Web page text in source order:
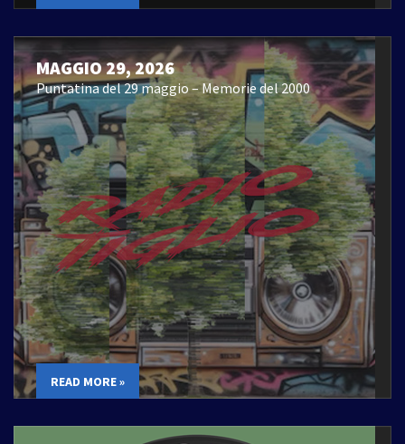
MAGGIO 29, 2026
Puntatina del 29 maggio – Memorie del 2000
READ MORE »